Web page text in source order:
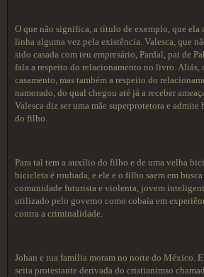
O que não significa, a título de exemplo, que ela
linha alguma vez pela existência. Valesca, que
sido casada com teu empresário, Pardal, pai de
fala a respeito do relacionamento no livro. Aliás,
casamento, mas também a respeito do
namorado, do qual chegou até já a receber
Valesca diz ser uma mãe superprotetora e
do filho.
Para tal tem a auxílio do filho e de uma velha
bicicleta é roubada, e ele e o filho saem em
comunidade futurista e violenta, jovem
utilizado pelo governo como cobaia em
contra a criminalidade.
Johan e tua família moram no norte do México.
seita protestante derivada do cristianimso